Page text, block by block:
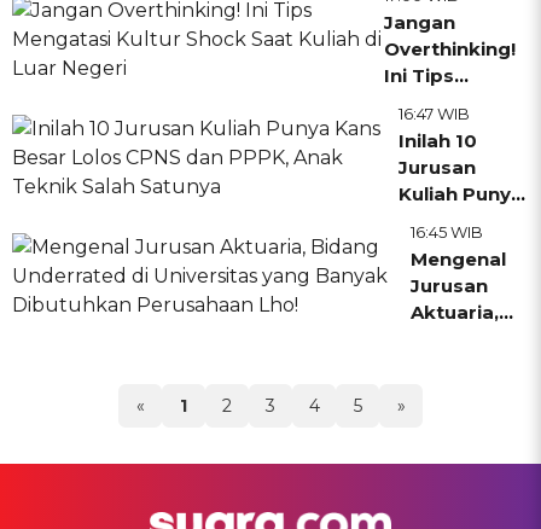
Pelajar dan
Mahasiswa
Perawatan
Kecantikan?
Simak
Manfaat
serta
Dampak
Buruk bagi
Kesehatan
Kulit
Jangan
Overthinking!
Ini Tips
Kultur Shock
Saat Kuliah di
Luar Negeri
16:47 WIB
Inilah 10
Jurusan
Kuliah Punya
Lolos CPNS
dan PPPK,
Anak Teknik
Salah
16:45 WIB
Mengenal
Jurusan
Aktuaria,
Banyak
« 1 2 3 4 5 »